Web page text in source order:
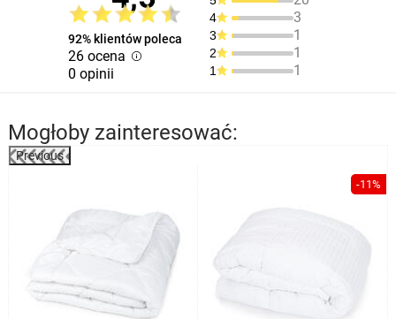
92% klientów poleca
26 ocena
0 opinii
4 3
3 1
2 1
1 1
Mogłoby zainteresować:
Previous
-11%